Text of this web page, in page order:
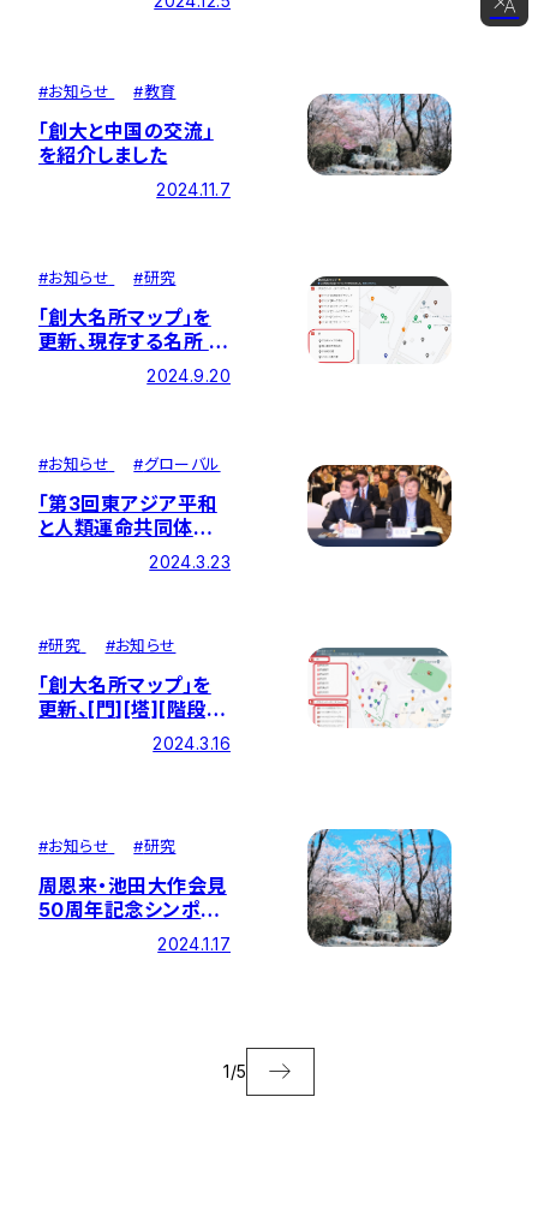
#お知らせ #教育
｢創大と中国の交流｣
を紹介しました
2024.11.7
#お知らせ #研究
｢創大名所マップ｣を
更新、現存する名所 計
120か所の紹介が完
2024.9.20
#お知らせ #グローバル
「第3回東アジア平和
と人類運命共同体学
術会議 池田大作平和
思想シンポジウム」が
2024.3.23
#研究 #お知らせ
｢創大名所マップ｣を
更新、[門][塔][階段]
[グラウンド･テニスコ
ート]を紹介しました
2024.3.16
#お知らせ #研究
周恩来・池田大作会見
50周年記念シンポジ
ウムを開催します2024.1.17
1/5
简体中文
한국어